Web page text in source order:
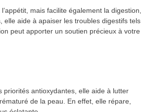
mais facilite également la digestion,
elle aide à apaiser les troubles digestifs tels
peut apporter un soutien précieux à votre
priorités antioxydantes, elle aide à lutter
de la peau. En effet, elle répare,